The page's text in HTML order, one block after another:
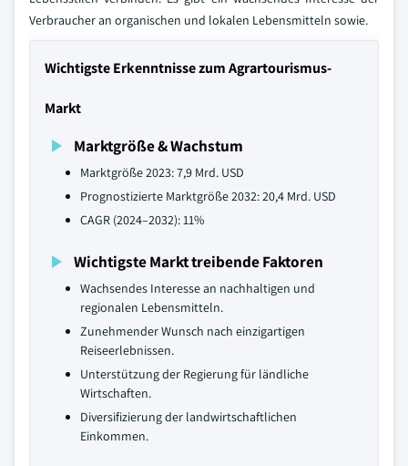
Verbraucher an organischen und lokalen Lebensmitteln sowie.
Wichtigste Erkenntnisse zum Agrartourismus-
Markt
Marktgröße & Wachstum
Marktgröße 2023: 7,9 Mrd. USD
Prognostizierte Marktgröße 2032: 20,4 Mrd. USD
CAGR (2024–2032): 11%
Wichtigste Markt treibende Faktoren
Wachsendes Interesse an nachhaltigen und
regionalen Lebensmitteln.
Zunehmender Wunsch nach einzigartigen
Reiseerlebnissen.
Unterstützung der Regierung für ländliche
Wirtschaften.
Diversifizierung der landwirtschaftlichen
Einkommen.